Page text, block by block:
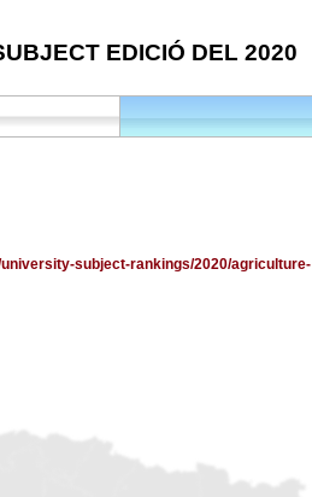
EDICIÓ DEL 2020
subject-rankings/2020/agriculture-